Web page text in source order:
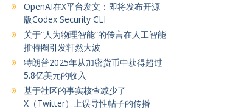
OpenAI在X平台发文：即将发布开源
版Codex Security CLI
关于“人为物理智能”的传言在人工智能
推特圈引发轩然大波
特朗普2025年从加密货币中获得超过
5.8亿美元的收入
基于社区的事实核查减少了
X（Twitter）上误导性帖子的传播